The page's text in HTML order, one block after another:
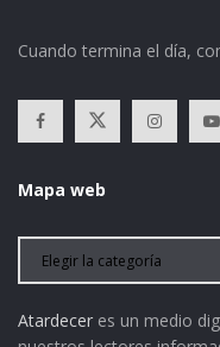
Cuando termina el día,
Mapa web
Atardecer es un medio